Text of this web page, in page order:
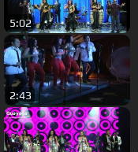
5:02
2:43